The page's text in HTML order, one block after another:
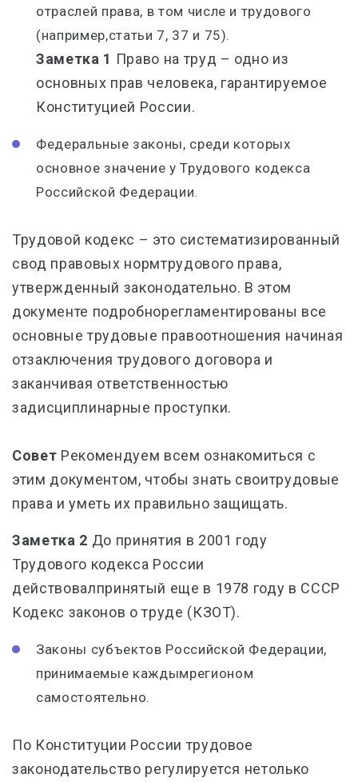
отраслей права, в том числе и трудового
(например,статьи 7, 37 и 75).
Заметка 1 Право на труд – одно из
основных прав человека, гарантируемое
Конституцией России.
Федеральные законы, среди которых
основное значение у Трудового кодекса
Российской Федерации.
Трудовой кодекс – это систематизированный
свод правовых нормтрудового права,
утвержденный законодательно. В этом
документе подробнорегламентированы все
основные трудовые правоотношения начиная
отзаключения трудового договора и
заканчивая ответственностью
задисциплинарные проступки.
Совет Рекомендуем всем ознакомиться с
этим документом, чтобы знать своитрудовые
права и уметь их правильно защищать.
Заметка 2 До принятия в 2001 году
Трудового кодекса России
действовалпринятый еще в 1978 году в СССР
Кодекс законов о труде (КЗОТ).
Законы субъектов Российской Федерации,
принимаемые каждымрегионом
самостоятельно.
По Конституции России трудовое
законодательство регулируется нетолько